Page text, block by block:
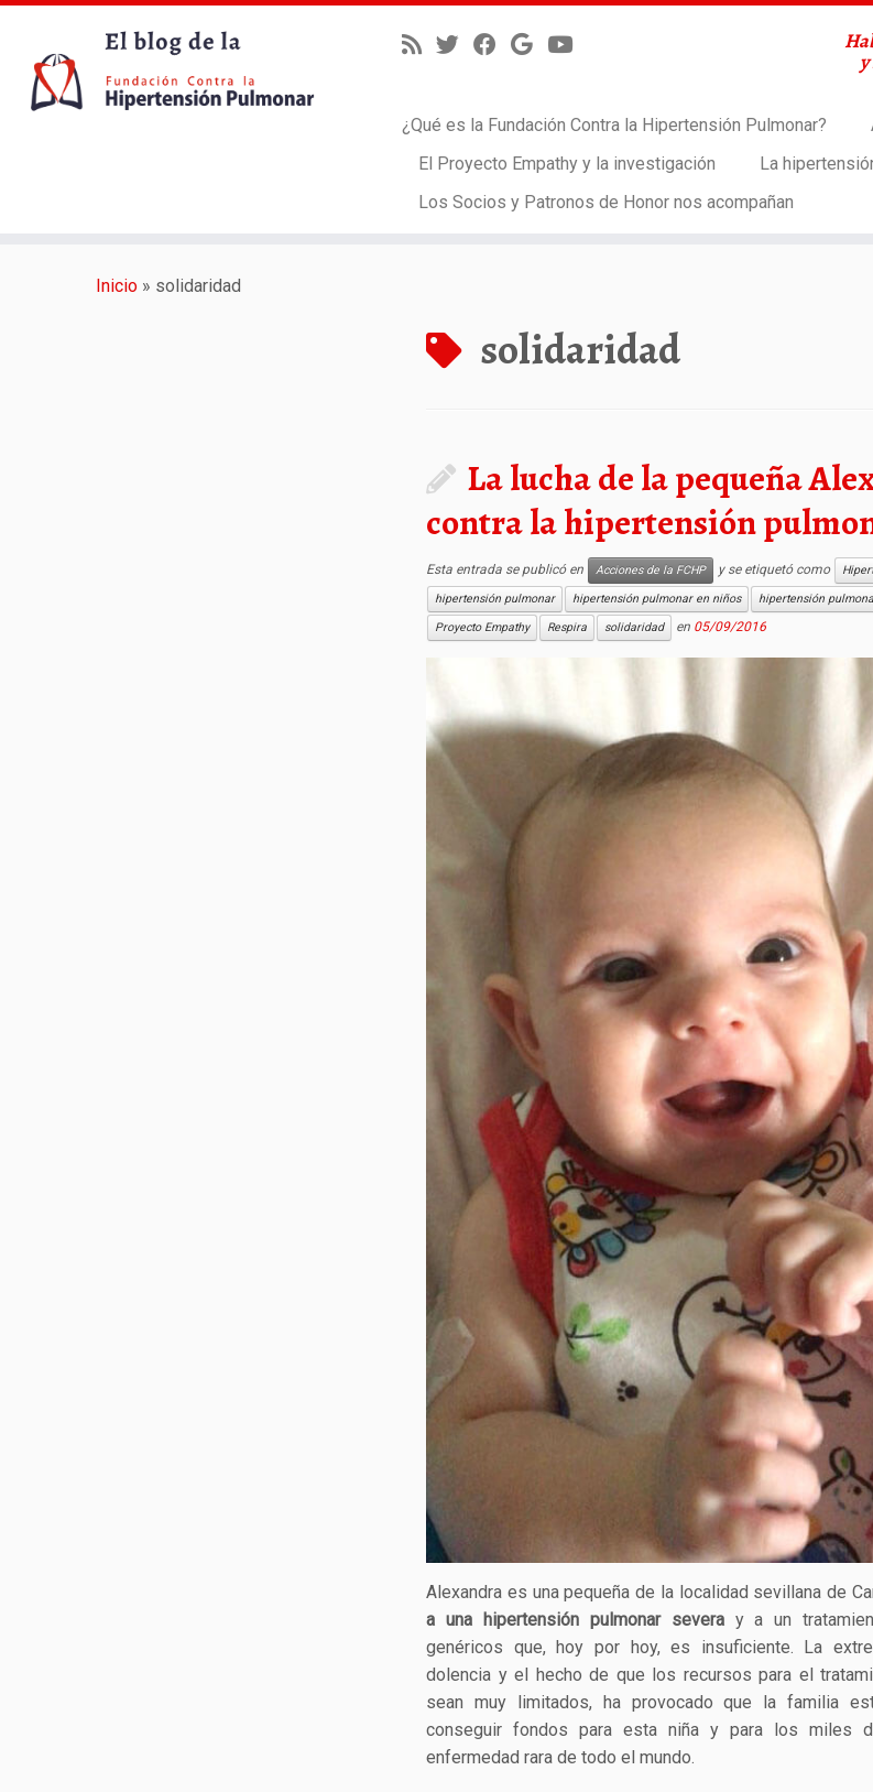
¿Qué es la Fundación Contra la Hipertensión Pulmonar?
El Proyecto Empathy y la investigación
La
Los Socios y Patronos de Honor nos acompañan
Inicio » solidaridad
solidaridad
La lucha de la pequeña
contra la hipertensión
Esta entrada se publicó en Acciones de la FCHP y se etiquetó como
hipertensión pulmonar
hipertensión pulmonar en niños hipertensión
Proyecto Empathy
Respira solidaridad en 05/09/2016
Alexandra es una pequeña de la localidad sevillana de
a una hipertensión pulmonar severay a un
genéricos que, hoy por hoy, es insuficiente. La
dolencia y el hecho de que los recursos para el
sean muy limitados, ha provocado que la familia
conseguir fondos para esta niña y para los miles
enfermedad rara de todo el mundo.